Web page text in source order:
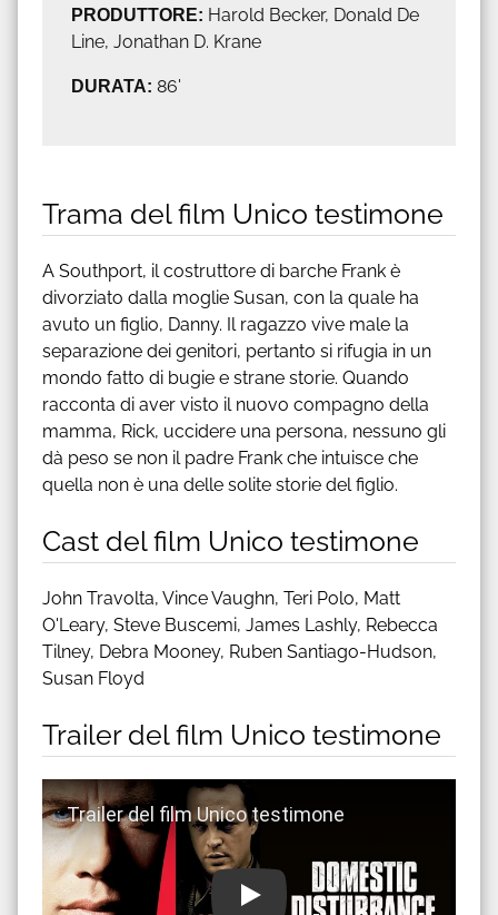
PRODUTTORE: Harold Becker, Donald De
Line, Jonathan D. Krane
DURATA: 86'
Trama del film Unico testimone
A Southport, il costruttore di barche Frank è
divorziato dalla moglie Susan, con la quale ha
avuto un figlio, Danny. Il ragazzo vive male la
separazione dei genitori, pertanto si rifugia in un
mondo fatto di bugie e strane storie. Quando
racconta di aver visto il nuovo compagno della
mamma, Rick, uccidere una persona, nessuno gli
dà peso se non il padre Frank che intuisce che
quella non è una delle solite storie del figlio.
Cast del film Unico testimone
John Travolta, Vince Vaughn, Teri Polo, Matt
O'Leary, Steve Buscemi, James Lashly, Rebecca
Tilney, Debra Mooney, Ruben Santiago-Hudson,
Susan Floyd
Trailer del film Unico testimone
Guarda trailer del film Unico testimone